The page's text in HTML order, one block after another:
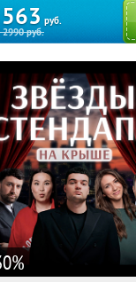
563 руб.
2990руб.
%